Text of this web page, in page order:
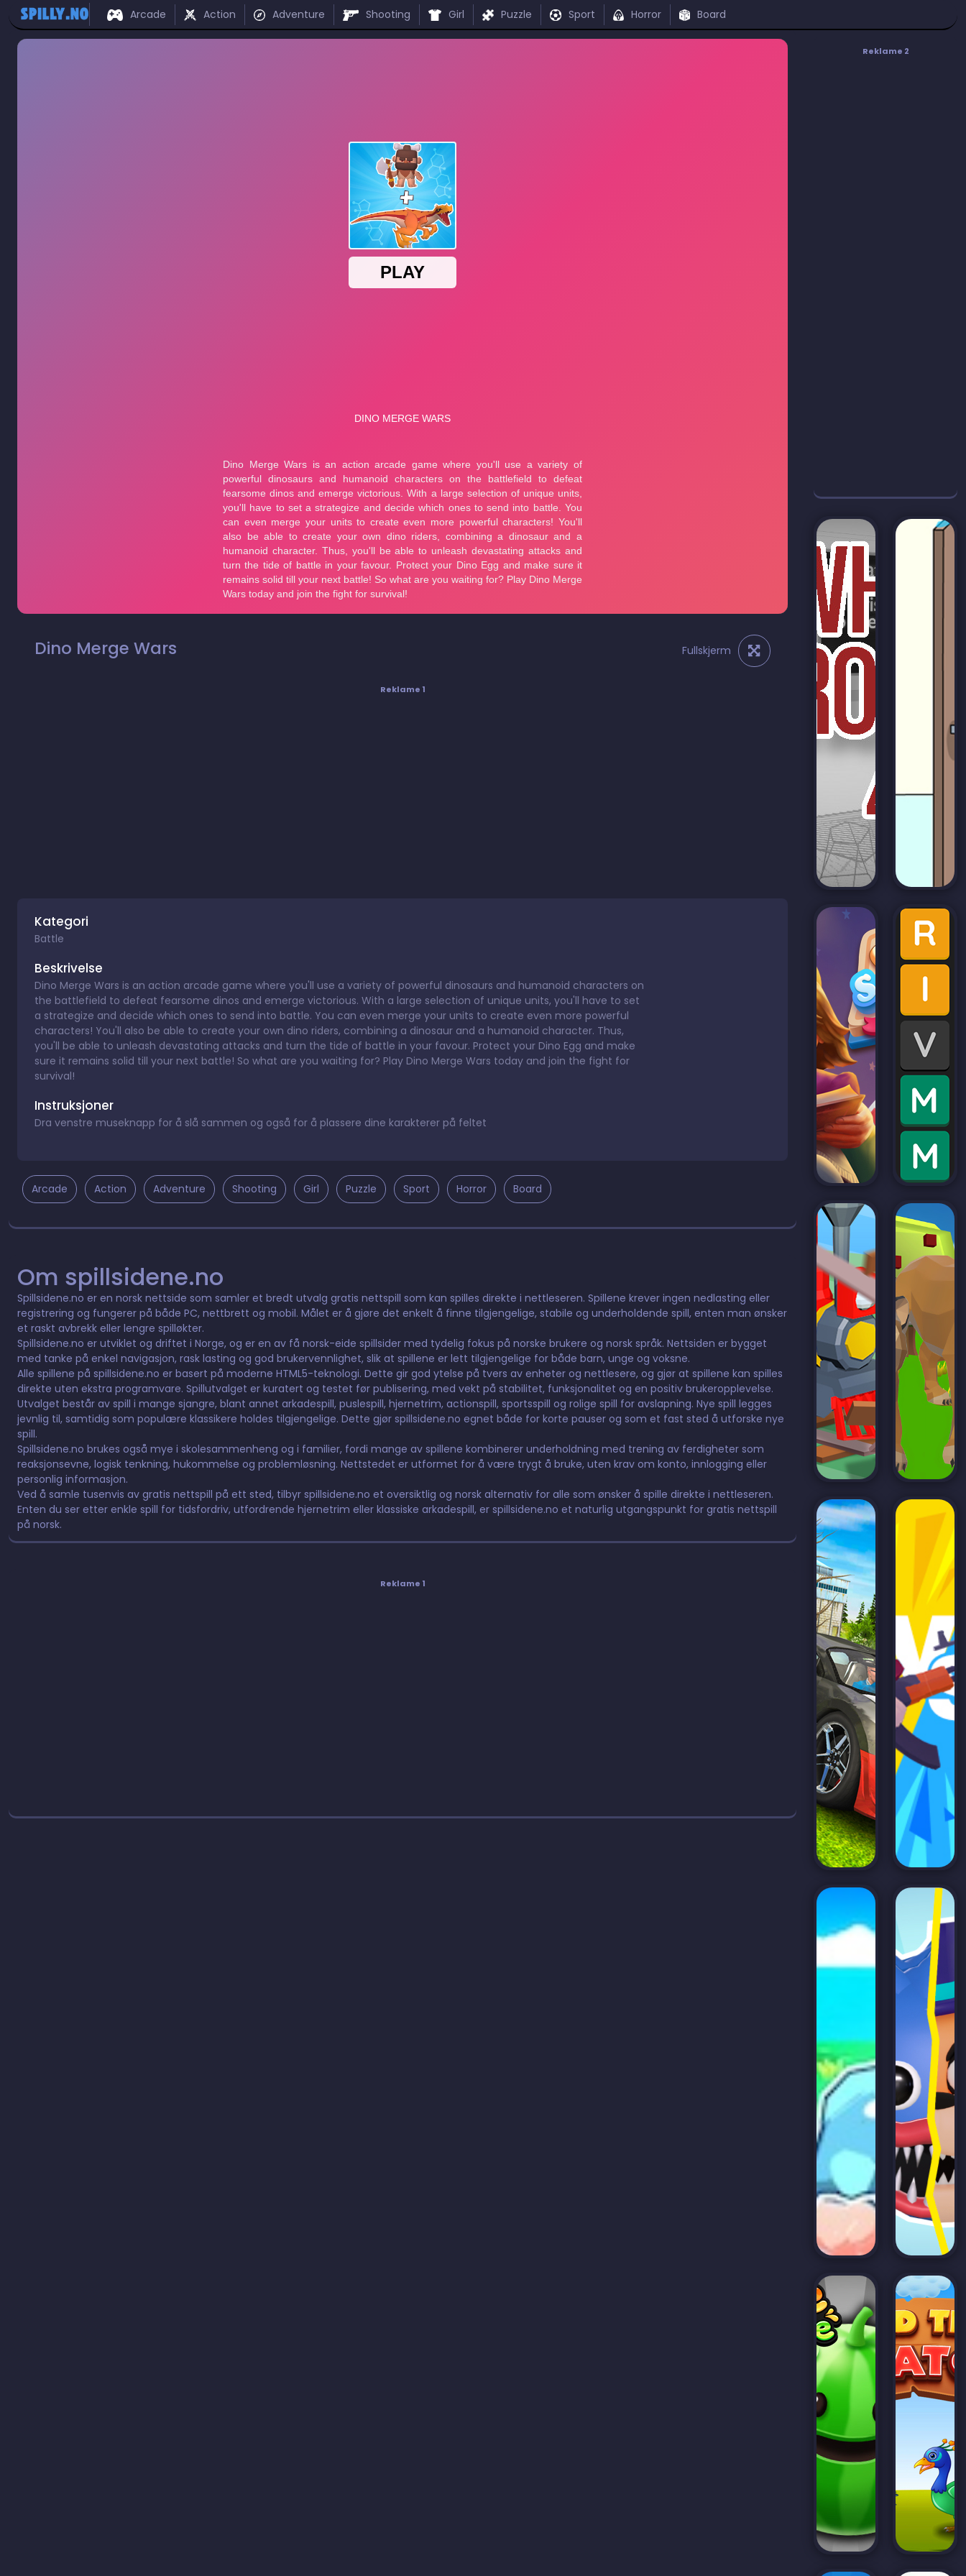
Arcade Action Adventure Shooting Girl Puzzle Sport Horror Board
Dino Merge Wars Fullskjerm
Reklame 1
Kategori
Battle
Beskrivelse
Dino Merge Wars is an action arcade game where you'll use a variety of powerful dinosaurs and humanoid characters on
the battlefield to defeat fearsome dinos and emerge victorious. With a large selection of unique units, you'll have to set
a strategize and decide which ones to send into battle. You can even merge your units to create even more powerful
characters! You'll also be able to create your own dino riders, combining a dinosaur and a humanoid character. Thus,
you'll be able to unleash devastating attacks and turn the tide of battle in your favour. Protect your Dino Egg and make
sure it remains solid till your next battle! So what are you waiting for? Play Dino Merge Wars today and join the fight for
survival!
Instruksjoner
Dra venstre museknapp for å slå sammen og også for å plassere dine karakterer på feltet
Arcade Action Adventure Shooting Girl Puzzle Sport Horror Board
Om spillsidene.no
Spillsidene.no er en norsk nettside som samler et bredt utvalg gratis nettspill som kan spilles direkte i nettleseren. Spillene krever ingen nedlasting eller
registrering og fungerer på både PC, nettbrett og mobil. Målet er å gjøre det enkelt å finne tilgjengelige, stabile og underholdende spill, enten man ønsker
et raskt avbrekk eller lengre spilløkter.
Spillsidene.no er utviklet og driftet i Norge, og er en av få norsk-eide spillsider med tydelig fokus på norske brukere og norsk språk. Nettsiden er bygget
med tanke på enkel navigasjon, rask lasting og god brukervennlighet, slik at spillene er lett tilgjengelige for både barn, unge og voksne.
Alle spillene på spillsidene.no er basert på moderne HTML5-teknologi. Dette gir god ytelse på tvers av enheter og nettlesere, og gjør at spillene kan spilles
direkte uten ekstra programvare. Spillutvalget er kuratert og testet før publisering, med vekt på stabilitet, funksjonalitet og en positiv brukeropplevelse.
Utvalget består av spill i mange sjangre, blant annet arkadespill, puslespill, hjernetrim, actionspill, sportsspill og rolige spill for avslapning. Nye spill legges
jevnlig til, samtidig som populære klassikere holdes tilgjengelige. Dette gjør spillsidene.no egnet både for korte pauser og som et fast sted å utforske nye
spill.
Spillsidene.no brukes også mye i skolesammenheng og i familier, fordi mange av spillene kombinerer underholdning med trening av ferdigheter som
reaksjonsevne, logisk tenkning, hukommelse og problemløsning. Nettstedet er utformet for å være trygt å bruke, uten krav om konto, innlogging eller
personlig informasjon.
Ved å samle tusenvis av gratis nettspill på ett sted, tilbyr spillsidene.no et oversiktlig og norsk alternativ for alle som ønsker å spille direkte i nettleseren.
Enten du ser etter enkle spill for tidsfordriv, utfordrende hjernetrim eller klassiske arkadespill, er spillsidene.no et naturlig utgangspunkt for gratis nettspill
på norsk.
Reklame 1
Reklame 2